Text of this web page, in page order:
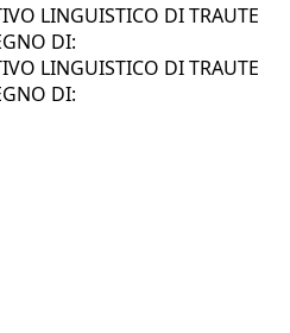
LINGUISTICO DI TRAUTE
DI:
LINGUISTICO DI TRAUTE
DI: